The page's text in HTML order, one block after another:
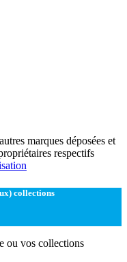
marques déposées et
respectifs
collections
ou vos collections